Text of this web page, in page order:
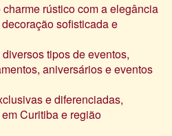
rústico com a elegância
sofisticada e
tipos de eventos,
aniversários e eventos
e diferenciadas,
Curitiba e região